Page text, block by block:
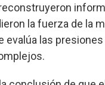
la fuerza de la
evalúa las